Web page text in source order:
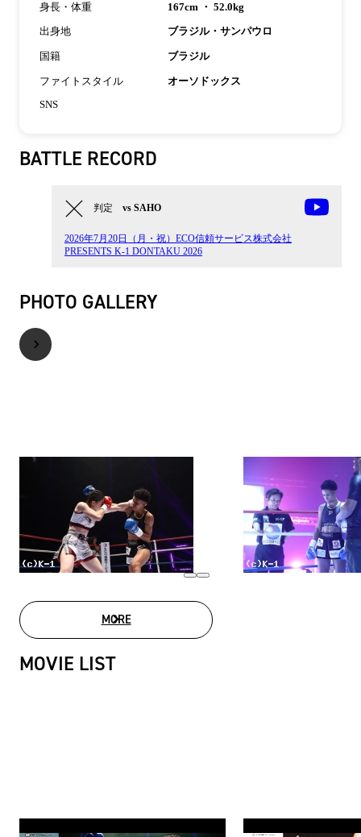
身長・体重 167cm ・ 52.0kg
出身地 ブラジル・サンパウロ
国籍 ブラジル
ファイトスタイル オーソドックス
SNS
BATTLE RECORD
判定 vs SAHO
2026年7月20日（月・祝）ECO信頼サービス株式会社
PRESENTS K-1 DONTAKU 2026
PHOTO GALLERY
MOREPHOTO GALLERY
MOVIE LIST